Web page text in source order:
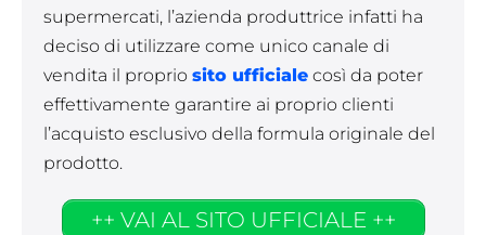
supermercati, l’azienda produttrice infatti ha
deciso di utilizzare come unico canale di
vendita il proprio sito ufficiale così da poter
effettivamente garantire ai proprio clienti
l’acquisto esclusivo della formula originale del
prodotto.
++ VAI AL SITO UFFICIALE ++